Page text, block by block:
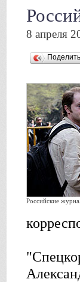
8 апреля
Российские